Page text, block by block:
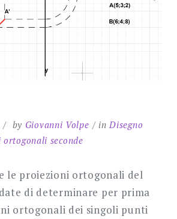
by Giovanni Volpe in Disegno
seconde
le proiezioni ortogonali del
di determinare per prima
ortogonali dei singoli punti